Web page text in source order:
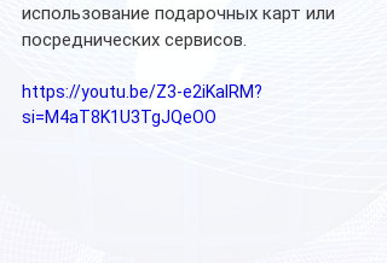
использование подарочных карт или
посреднических сервисов.
https://youtu.be/Z3-e2iKalRM?
si=M4aT8K1U3TgJQeOO